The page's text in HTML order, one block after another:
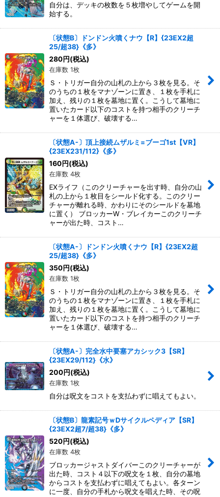
自分は、デッキの枚数を５枚増やしてゲームを開
始する。
〔状態B〕ドンドン火噴くナウ【R】{23EX2超
25/超38}《多》
280 円(税込)
在庫数 1枚
Ｓ・トリガー自分の山札の上から３枚を見る。そ
のうちの１枚をマナゾーンに置き、１枚を手札に
加え、残りの１枚を墓地に置く。こうして墓地に
置いたカード以下のコストを持つ相手のクリーチ
ャーを１体選び、破壊する…
〔状態A-〕頂上接続ムザルミ=ブーゴ1st【VR】
{23EX231/112}《多》
160 円(税込)
在庫数 4枚
EXライフ（このクリーチャーを出す時、自分の山
札の上から１枚目をシールド化する。このクリー
チャーが離れる時、かわりにそのシールドを墓地
に置く） ブロッカーW・ブレイカーこのクリーチ
ャーが出た時、コスト…
〔状態A-〕ドンドン火噴くナウ【R】{23EX2超
25/超38}《多》
350 円(税込)
在庫数 1枚
Ｓ・トリガー自分の山札の上から３枚を見る。そ
のうちの１枚をマナゾーンに置き、１枚を手札に
加え、残りの１枚を墓地に置く。こうして墓地に
置いたカード以下のコストを持つ相手のクリーチ
ャーを１体選び、破壊する…
〔状態A-〕完全水中要塞アカシック3【SR】
{23EX29/112}《水》
200 円(税込)
在庫数 1枚
自分は呪文をコストを支払わずに唱えてもよい。
〔状態B〕龍素記号ｗDサイクルペディア【SR】
{23EX2超7/超38}《多》
520 円(税込)
在庫数 4枚
ブロッカージャストダイバーこのクリーチャーが
出た時、コスト４以下の呪文を１枚、自分の墓地
からコストを支払わずに唱えてもよい。各ターン
に一度、自分の手札から呪文を唱えた時、その呪